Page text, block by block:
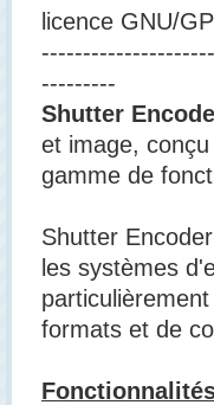
licence GNU/
---------
Shutter
et image,
gamme de
Shutter
les systèmes
formats et de